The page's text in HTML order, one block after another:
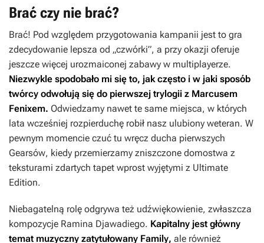
Brać czy nie brać?
Brać! Pod względem przygotowania kampanii jest to gra
zdecydowanie lepsza od „czwórki”, a przy okazji oferuje
jeszcze więcej urozmaiconej zabawy w multiplayerze.
Niezwykle spodobało mi się to, jak często i w jaki sposób
twórcy odwołują się do pierwszej trylogii z Marcusem
Fenixem. Odwiedzamy nawet te same miejsca, w których
lata wcześniej rozpierduchę robił nasz ulubiony weteran. W
pewnym momencie czuć tu wręcz ducha pierwszych
Gearsów, kiedy przemierzamy zniszczone domostwa z
teksturami zdartych tapet wprost wyjętymi z Ultimate
Edition.
Niebagatelną rolę odgrywa też udźwiękowienie, zwłaszcza
kompozycje Ramina Djawadiego. Kapitalny jest główny
temat muzyczny zatytułowany Family, ale również